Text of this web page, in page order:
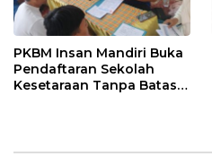
PKBM Insan Mandiri Buka
Pendaftaran Sekolah
Kesetaraan Tanpa Batas